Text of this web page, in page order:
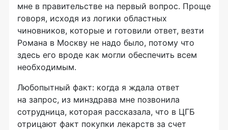
мне в правительстве на первый вопрос. Проще
говоря, исходя из логики областных
чиновников, которые и готовили ответ, везти
Романа в Москву не надо было, потому что
здесь его вроде как могли обеспечить всем
необходимым.
Любопытный факт: когда я ждала ответ
на запрос, из минздрава мне позвонила
сотрудница, которая рассказала, что в ЦГБ
отрицают факт покупки лекарств за счет